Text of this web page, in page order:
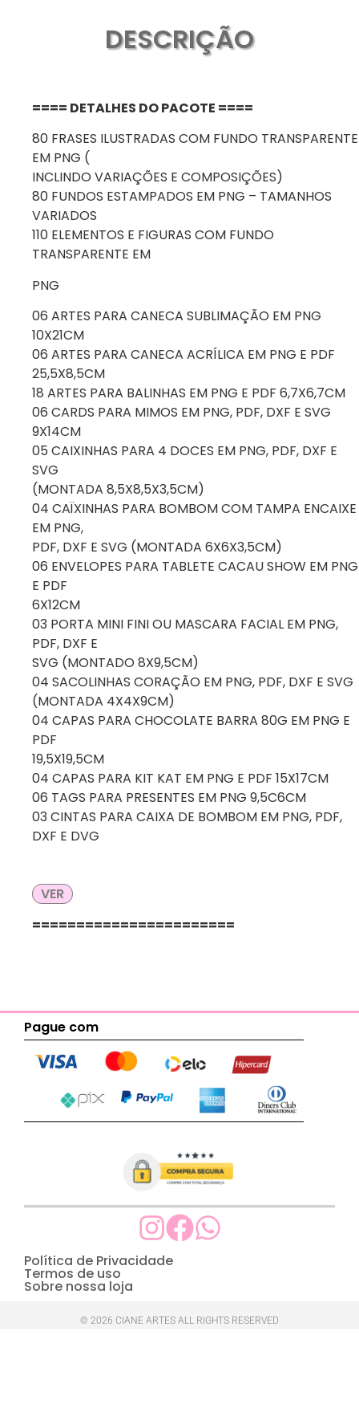
DESCRIÇÃO
==== DETALHES DO PACOTE ====
80 FRASES ILUSTRADAS COM FUNDO TRANSPARENTE
EM PNG (
INCLINDO VARIAÇÕES E COMPOSIÇÕES)
80 FUNDOS ESTAMPADOS EM PNG – TAMANHOS
VARIADOS
110 ELEMENTOS E FIGURAS COM FUNDO
TRANSPARENTE EM
PNG
06 ARTES PARA CANECA SUBLIMAÇÃO EM PNG
10X21CM
06 ARTES PARA CANECA ACRÍLICA EM PNG E PDF
25,5X8,5CM
18 ARTES PARA BALINHAS EM PNG E PDF 6,7X6,7CM
06 CARDS PARA MIMOS EM PNG, PDF, DXF E SVG
9X14CM
05 CAIXINHAS PARA 4 DOCES EM PNG, PDF, DXF E
SVG
(MONTADA 8,5X8,5X3,5CM)
04 CAÏXINHAS PARA BOMBOM COM TAMPA ENCAIXE
EM PNG,
PDF, DXF E SVG (MONTADA 6X6X3,5CM)
06 ENVELOPES PARA TABLETE CACAU SHOW EM PNG
E PDF
6X12CM
03 PORTA MINI FINI OU MASCARA FACIAL EM PNG,
PDF, DXF E
SVG (MONTADO 8X9,5CM)
04 SACOLINHAS CORAÇÃO EM PNG, PDF, DXF E SVG
(MONTADA 4X4X9CM)
04 CAPAS PARA CHOCOLATE BARRA 80G EM PNG E
PDF
19,5X19,5CM
04 CAPAS PARA KIT KAT EM PNG E PDF 15X17CM
06 TAGS PARA PRESENTES EM PNG 9,5C6CM
03 CINTAS PARA CAIXA DE BOMBOM EM PNG, PDF,
DXF E DVG
VER
=======================
Pague com
Política de Privacidade
Termos de uso
Sobre nossa loja
© 2026 CIANE ARTES ALL RIGHTS RESERVED